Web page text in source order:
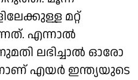
മറ്റ്
എന്നാല്‍
ലഭിച്ചാല്‍ ഓരോ
എയര്‍ ഇന്ത്യയുടെ